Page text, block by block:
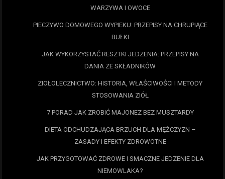
WARZYWA I OWOCE
PIECZYWO DOMOWEGO WYPIEKU: PRZEPISY NA CHRUPIĄCE
BUŁKI
JAK WYKORZYSTAĆ RESZTKI JEDZENIA: PRZEPISY NA
DANIA ZE SKŁADNIKÓW
ZIOŁOLECZNICTWO: HISTORIA, WŁAŚCIWOŚCI I METODY
STOSOWANIA ZIÓŁ
7 PORAD JAK ZROBIĆ MAJONEZ BEZ MUSZTARDY
DIETA ODCHUDZAJĄCA BRZUCH DLA MĘŻCZYZN –
ZASADY I EFEKTY ZDROWOTNE
JAK PRZYGOTOWAĆ ZDROWE I SMACZNE JEDZENIE DLA
NIEMOWLAKA?